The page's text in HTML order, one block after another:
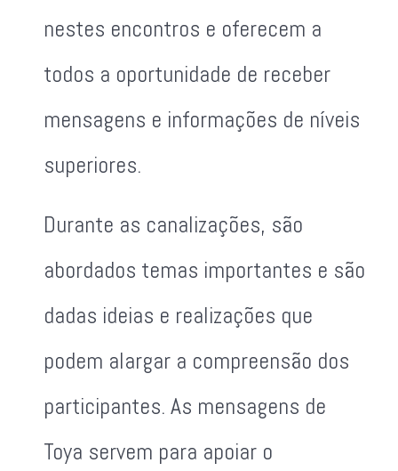
nestes encontros e oferecem a
todos a oportunidade de receber
mensagens e informações de níveis
superiores.
Durante as canalizações, são
abordados temas importantes e são
dadas ideias e realizações que
podem alargar a compreensão dos
participantes. As mensagens de
Toya servem para apoiar o